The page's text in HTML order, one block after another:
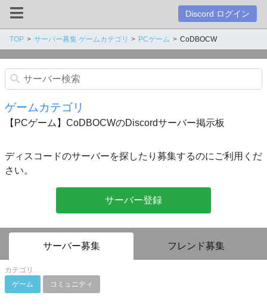
Discord ログイン
TOP サーバー募集 ゲームカテゴリ PCゲーム CoDBOCW
ゲームカテゴリ
【PCゲーム】CoDBOCWのDiscordサーバー掲示板
ディスコードのサーバーを探したり募集するのにご利用くだ
さい。
サーバー登録
サーバー募集 フレンド募集
カテゴリ
ゲーム
コミュニティ